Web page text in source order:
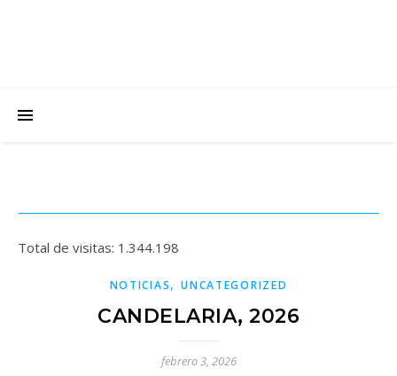
Total de visitas: 1.344.198
NOTICIAS,UNCATEGORIZED
CANDELARIA, 2026
febrero 3, 2026